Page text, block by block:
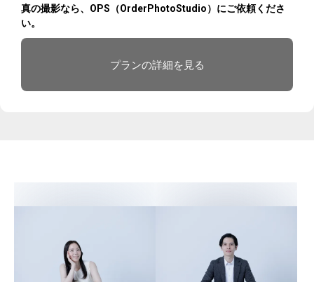
真の撮影なら、OPS（OrderPhotoStudio）にご依頼くださ
い。
プランの詳細を見る